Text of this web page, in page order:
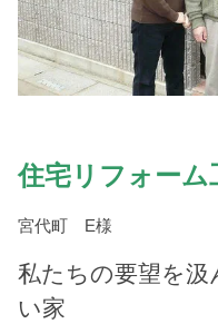
住宅リフォーム
宮代町 E様
私たちの要望を汲
い家